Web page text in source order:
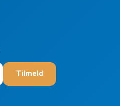
Tilmeld